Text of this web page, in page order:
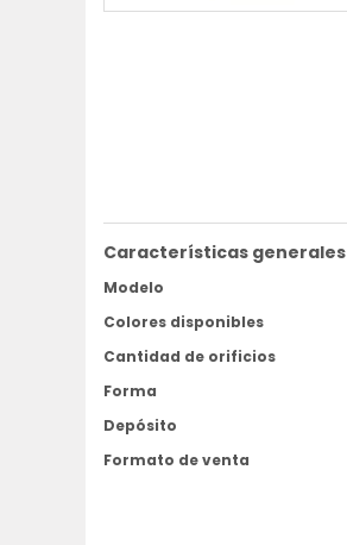
Características generales
Modelo
Colores disponibles
Cantidad de orificios
Forma
Depósito
Formato de venta